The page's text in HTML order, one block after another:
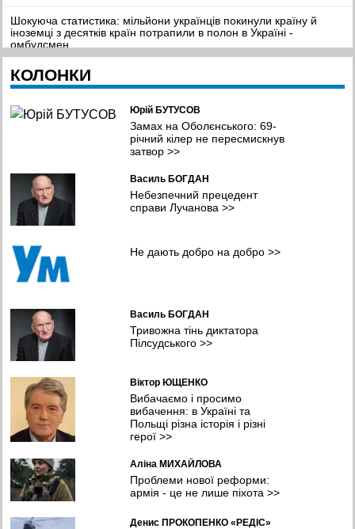
Шокуюча статистика: мільйони українців покинули країну й
іноземці з десятків країн потрапили в полон в Україні -
омбудсмен
23:16 04.08.2026
Китайський Маск. Копія американського мільярдера смажить
20:26 04.08.2026
У липні Сили оборони уразили рекордну кількість російських
НПЗ, танкерів та трубопровідної інфраструктури
Місіс Земля Інтернешенл-2026 стала красуня з Рівного
17:14 04.08.2026
Висновки для майбутнього: єврокубкову кваліфікацію
16:19 04.08.2026
Уражено пункт ФСБ,автомобільний та залізничний мости, та
15:55 04.08.2026
КОЛОНКИ
Юрій БУТУСОВ
Замах на Оболєнського: 69-
річний кілер не пересмискнув
затвор>>
Василь БОГДАН
Небезпечний прецедент
справи Лучанова>>
Не дають добро на добро>>
Василь БОГДАН
Тривожна тінь диктатора
Пілсудського>>
Віктор ЮЩЕНКО
Вибачаємо і просимо
вибачення: в Україні та
Польщі різна історія і різні
герої>>
Аліна МИХАЙЛОВА
Проблеми нової реформи:
армія - це не лише піхота >>
Денис ПРОКОПЕНКО «РЕДІС»